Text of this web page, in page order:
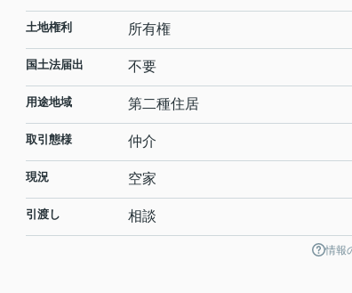
土地権利 所有権
国土法届出 不要
用途地域 第二種住居
取引態様 仲介
現況 空家
引渡し 相談
情報